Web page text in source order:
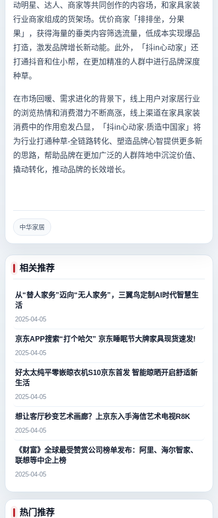
动明星、达人、商家等共同创作的内容场，和家具家装
行业商家组成的货架场。优价商家「排排坐，分果
果」，获得海量的垂类内容筛选流量，低成本实现爆品
打造，激发品牌增长新动能。此外，「抖in心动家」还
打通抖音和住小帮，在更加精准的人群中进行品牌深度
种草。
在市场回暖、需求进化的背景下，线上用户对家居行业
的浏览热情和消费潜力不断高涨，线上渠道在家具家装
消费中的作用愈发凸显，「抖in心动家·质造中国家」将
为行业打通种草-全链路转化、塑造品牌心智提供更多新
的思路，帮助品牌在更加广泛的人群阵地中沉淀价值、
撬动转化，推动品牌的长效增长。
中华家居
相关推荐
从“替人家务”迈向“无人家务”，三翼鸟定制AI时代智慧生
活
2025-04-05
京东APP搜索“打个哈欠” 京东睡眠节大牌家具现货速发!
2025-04-05
好太太纯平零嵌晾衣机S10京东首发 智能晾晒开启舒适新
生活
2025-04-05
想让客厅秒变艺术画廊？上京东入手海信艺术电视R8K
2025-04-05
《财富》全球最受赞赏公司榜单发布：阿里、海尔智家、
联想等中企上榜
2025-04-05
热门推荐